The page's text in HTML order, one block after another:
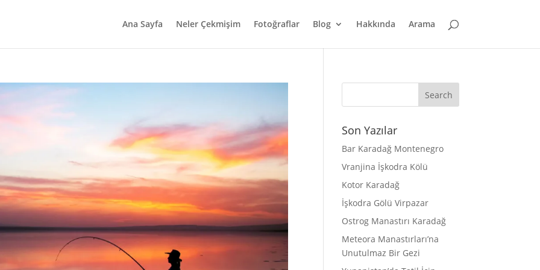
Ana Sayfa Neler Çekmişim Fotoğraflar Blog Hakkında Arama
Son Yazılar
Bar Karadağ Montenegro
Vranjina İşkodra Kölü
Kotor Karadağ
İşkodra Gölü Virpazar
Ostrog Manastırı Karadağ
Meteora Manastırları’na
Unutulmaz Bir Gezi